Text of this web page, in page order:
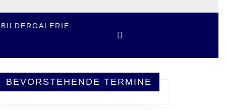
BILDERGALERIE
BEVORSTEHENDE TERMINE